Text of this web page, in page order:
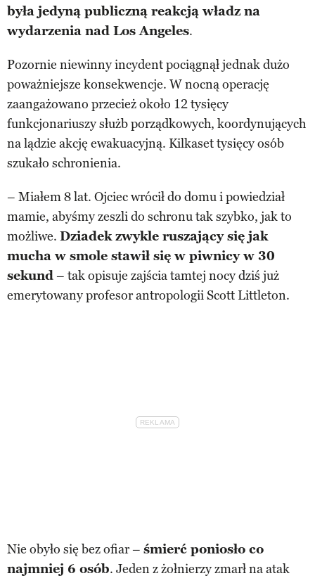
była jedyną publiczną reakcją władz na
wydarzenia nad Los Angeles.
Pozornie niewinny incydent pociągnął jednak dużo
poważniejsze konsekwencje. W nocną operację
zaangażowano przecież około 12 tysięcy
funkcjonariuszy służb porządkowych, koordynujących
na lądzie akcję ewakuacyjną. Kilkaset tysięcy osób
szukało schronienia.
– Miałem 8 lat. Ojciec wrócił do domu i powiedział
mamie, abyśmy zeszli do schronu tak szybko, jak to
możliwe. Dziadek zwykle ruszający się jak
mucha w smole stawił się w piwnicy w 30
sekund– tak opisuje zajścia tamtej nocy dziś już
emerytowany profesor antropologii Scott Littleton.
Nie obyło się bez ofiar – śmierć poniosło co
najmniej 6 osób. Jeden z żołnierzy zmarł na atak